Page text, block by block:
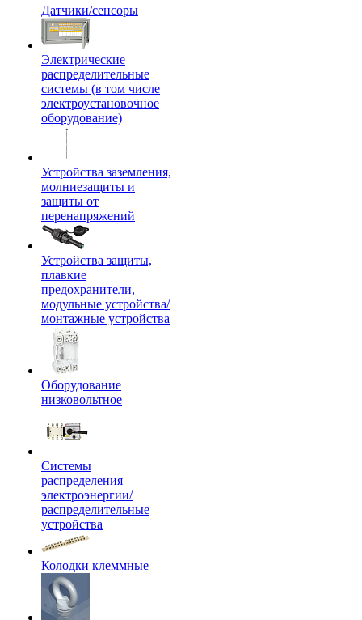
Датчики/сенсоры
Электрические
распределительные
системы (в том числе
электроустановочное
оборудование)
Устройства заземления,
молниезащиты и
защиты от
перенапряжений
Устройства защиты,
плавкие
предохранители,
модульные устройства/
монтажные устройства
Оборудование
низковольтное
Системы
распределения
электроэнергии/
распределительные
устройства
Колодки клеммные